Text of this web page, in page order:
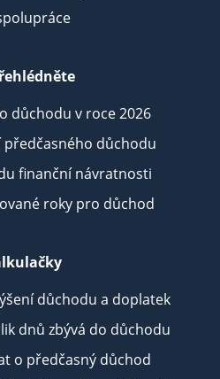
důchodu v roce 2026
předčasného důchodu
finanční návratnosti
roky pro důchod
důchodu a doplatek
dnů zbývá do důchodu
o předčasný důchod